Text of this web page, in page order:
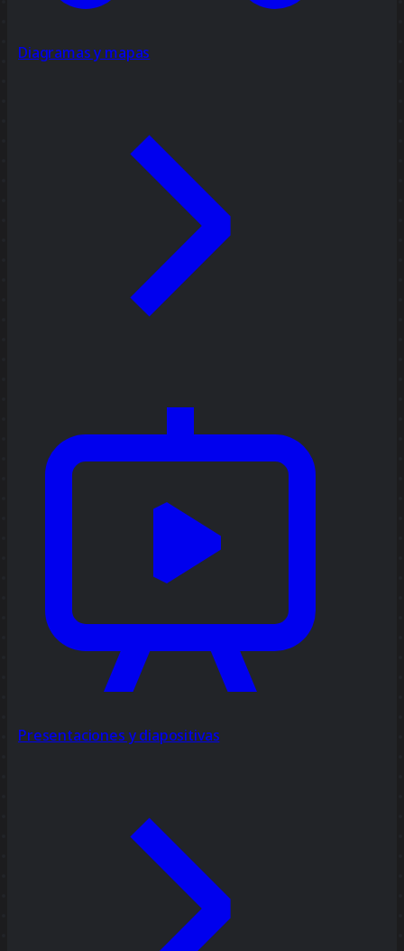
Diagramas y mapas
Presentaciones y diapositivas